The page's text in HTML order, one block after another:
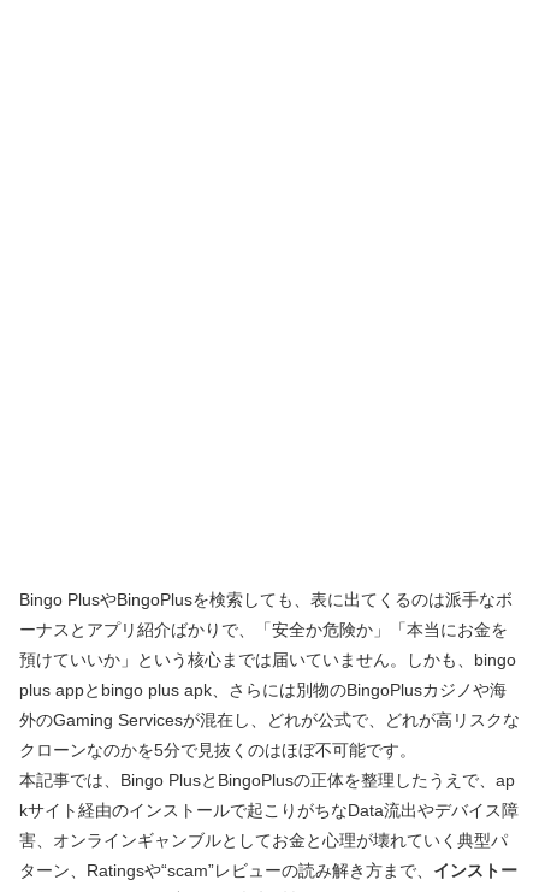
Bingo PlusやBingoPlusを検索しても、表に出てくるのは派手なボ
ーナスとアプリ紹介ばかりで、「安全か危険か」「本当にお金を
預けていいか」という核心までは届いていません。しかも、bingo
plus appとbingo plus apk、さらには別物のBingoPlusカジノや海
外のGaming Servicesが混在し、どれが公式で、どれが高リスクな
クローンなのかを5分で見抜くのはほぼ不可能です。
本記事では、Bingo PlusとBingoPlusの正体を整理したうえで、ap
kサイト経由のインストールで起こりがちなData流出やデバイス障
害、オンラインギャンブルとしてお金と心理が壊れていく典型パ
ターン、Ratingsや“scam”レビューの読み解き方まで、 インストー